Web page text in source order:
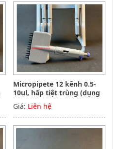
Micropipete 12 kênh 0.5-
10ul, hấp tiệt trùng (dụng
cụ hút mẫu, chất lỏng),
Hãng Phoenix instrument
Germany
Giá: Liên hệ